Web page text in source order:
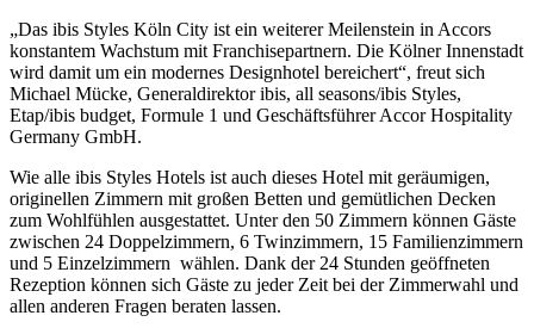
„Das ibis Styles Köln City ist ein weiterer Meilenstein in Accors
konstantem Wachstum mit Franchisepartnern. Die Kölner Innenstadt
wird damit um ein modernes Designhotel bereichert“, freut sich
Michael Mücke, Generaldirektor ibis, all seasons/ibis Styles,
Etap/ibis budget, Formule 1 und Geschäftsführer Accor Hospitality
Germany GmbH.
Wie alle ibis Styles Hotels ist auch dieses Hotel mit geräumigen,
originellen Zimmern mit großen Betten und gemütlichen Decken
zum Wohlfühlen ausgestattet. Unter den 50 Zimmern können Gäste
zwischen 24 Doppelzimmern, 6 Twinzimmern, 15 Familienzimmern
und 5 Einzelzimmern wählen. Dank der 24 Stunden geöffneten
Rezeption können sich Gäste zu jeder Zeit bei der Zimmerwahl und
allen anderen Fragen beraten lassen.